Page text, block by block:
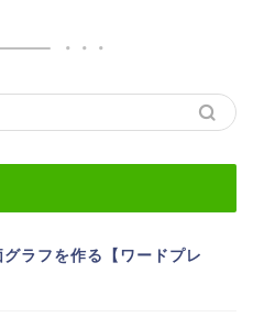
ラフを作る【ワードプレ